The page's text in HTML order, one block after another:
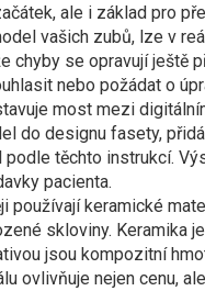
ale i základ pro
vašich zubů, lze v
chyby se opravují ještě
nebo požádat o
most mezi
do designu fasety,
těchto instrukcí.
pacienta.
používajíkeramické
skloviny. Keramika
jsou kompozitní
ovlivňuje nejen cenu,